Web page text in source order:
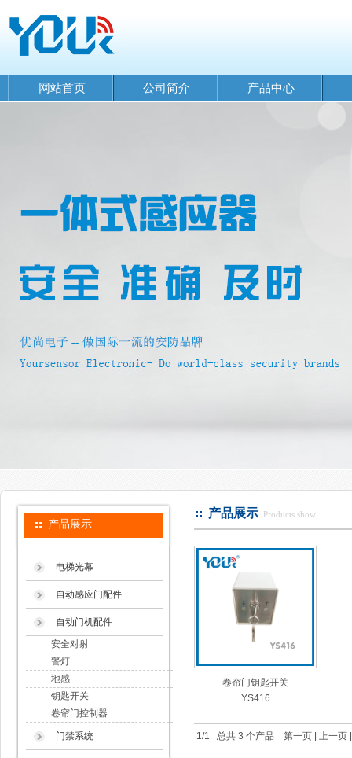
网站首页 公司简介 产品中心
产品展示
电梯光幕
自动感应门配件
自动门机配件
安全对射
警灯
地感
钥匙开关
卷帘门控制器
门禁系统
产品展示 Products show
卷帘门钥匙开关
YS416
1/1 总共 3 个产品 第一页 上一页